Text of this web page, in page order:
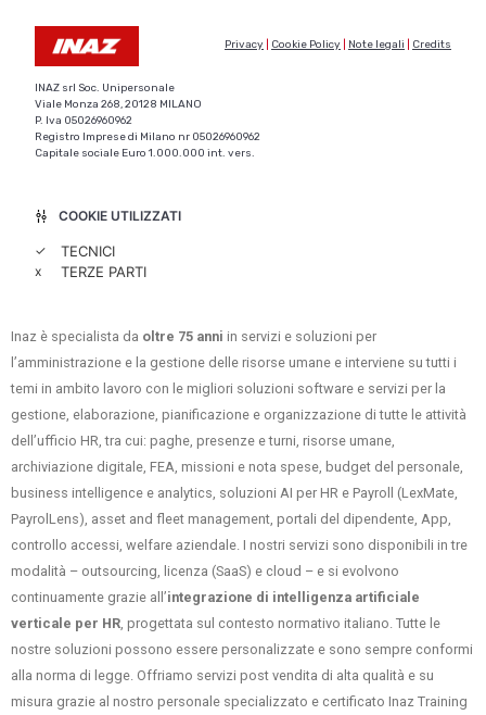
Privacy Cookie Policy Note legali Credits
INAZ srl Soc. Unipersonale
Viale Monza 268, 20128 MILANO
P. Iva 05026960962
Registro Imprese di Milano nr 05026960962
Capitale sociale Euro 1.000.000 int. vers.
COOKIE UTILIZZATI
✓ TECNICI
x TERZE PARTI
Inaz è specialista da oltre 75 anni in servizi e soluzioni per
l’amministrazione e la gestione delle risorse umane e interviene su tutti i
temi in ambito lavoro con le migliori soluzioni software e servizi per la
gestione, elaborazione, pianificazione e organizzazione di tutte le attività
dell’ufficio HR, tra cui: paghe, presenze e turni, risorse umane,
archiviazione digitale, FEA, missioni e nota spese, budget del personale,
business intelligence e analytics, soluzioni AI per HR e Payroll (LexMate,
PayrolLens), asset and fleet management, portali del dipendente, App,
controllo accessi, welfare aziendale. I nostri servizi sono disponibili in tre
modalità – outsourcing, licenza (SaaS) e cloud – e si evolvono
continuamente grazie all’integrazione di intelligenza artificiale
verticale per HR , progettata sul contesto normativo italiano. Tutte le
nostre soluzioni possono essere personalizzate e sono sempre conformi
alla norma di legge. Offriamo servizi post vendita di alta qualità e su
misura grazie al nostro personale specializzato e certificato Inaz Training